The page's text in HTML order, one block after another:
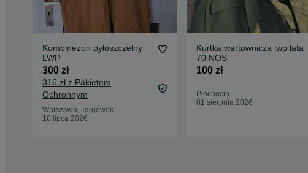
Kombinezon pyłoszczelny
LWP
300 zł
316 zł z Pakietem
Ochronnym
Warszawa, Targówek
10 lipca 2026
Kurtka wartownicza lwp lata
70 NOS
100 zł
Płochocin
01 sierpnia 2026